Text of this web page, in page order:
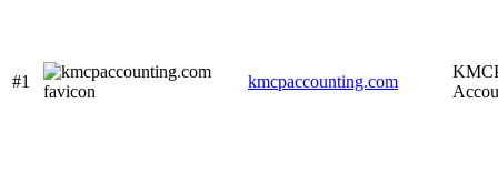
#1 kmcpaccounting.com